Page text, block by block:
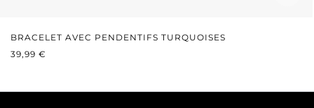
BRACELET AVEC PENDENTIFS TURQUOISES
PRIX RÉGULIER :
39,99 €